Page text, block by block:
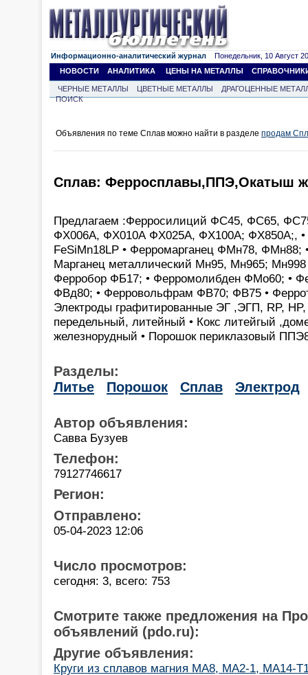
Информационно-аналитический журнал Понедельник, 10 Август
НОВОСТИ
АНАЛИТИКА ЦЕНЫ НА МЕТАЛЛЫ
ЧЕРНЫЕ МЕТАЛЛЫ ЦВЕТНЫЕ МЕТАЛЛЫ
ДРАГОЦЕННЫЕ
ПОИСК
Объявления по теме Сплав можно найти в разделе продам
Сплав: Ферросплавы,ППЭ,Окатыш
Предлагаем :Ферросилиций ФС45, ФС65,
ФХ006А, ФХ010А ФХ025А, ФХ100А; ФХ850А;, •
FeSiMn18LP • Ферромарганец ФМн78, ФМн88;
Марганец металлический Мн95, Мн965;
Ферробор ФБ17; • Ферромолибден ФМо60; •
ФВд80; • Ферровольфрам ФВ70; ФВ75 •
Электроды графитированные ЭГ ,ЭГП, RP, HP,
передельный, литейный • Кокс литейгый
железнорудный • Порошок периклазовый
Разделы:
Литье
Порошок Сплав Электрод
Автор объявления:
Савва Бузуев
Телефон:
79127746617
Регион:
Отправлено:
05-04-2023 12:06
Число просмотров:
сегодня: 3, всего: 753
Смотрите также предложения на
объявлений (pdo.ru):
Другие объявления:
Круги из сплавов магния МА8, МА2-1, МА14-